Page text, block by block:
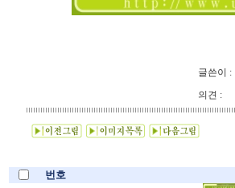
글쓴이 :
의견 :
번호